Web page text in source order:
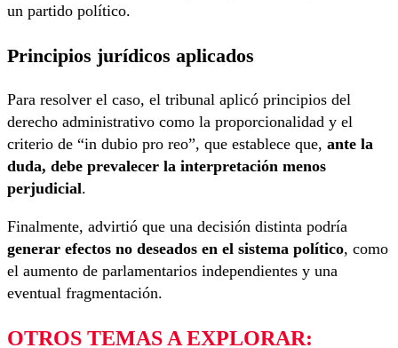
un partido político.
Principios jurídicos aplicados
Para resolver el caso, el tribunal aplicó principios del
derecho administrativo como la proporcionalidad y el
criterio de “in dubio pro reo”, que establece que, ante la
duda, debe prevalecer la interpretación menos
perjudicial.
Finalmente, advirtió que una decisión distinta podría
generar efectos no deseados en el sistema político, como
el aumento de parlamentarios independientes y una
eventual fragmentación.
OTROS TEMAS A EXPLORAR: